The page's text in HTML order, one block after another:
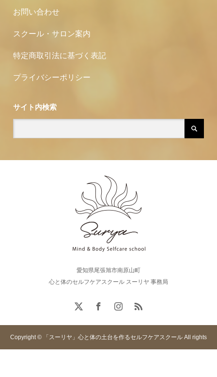
お問い合わせ
スクール・サロン案内
特定商取引法に基づく表記
プライバシーポリシー
サイト内検索
愛知県尾張旭市南原山町
心と体のセルフケアスクール スーリヤ 事務局
Copyright © 「スーリヤ」心と体の土台を作るセルフケアスクール All rights